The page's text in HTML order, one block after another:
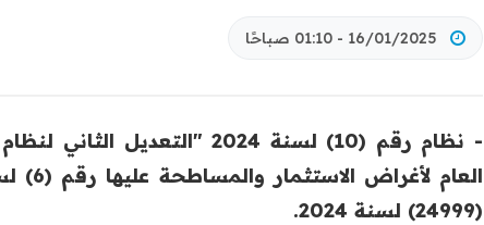
16/01/2025 - 01:10 صباحًا
- نظام رقم (10) لسنة 2024
(24999) لسنة 2024.